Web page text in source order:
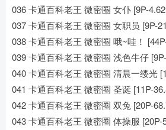
036 卡通百科老王 微密圈 女仆 [9P-
037 卡通百科老王 微密圈 女职员 [9P-
038 卡通百科老王 微密圈 哦~哇！
039 卡通百科老王 微密圈 浅色牛仔
040 卡通百科老王 微密圈 清晨一缕光
041 卡通百科老王 微密圈 圣诞 [11P-
042 卡通百科老王 微密圈 双兔 [20P-
043 卡通百科老王 微密圈 体操服 [20P-